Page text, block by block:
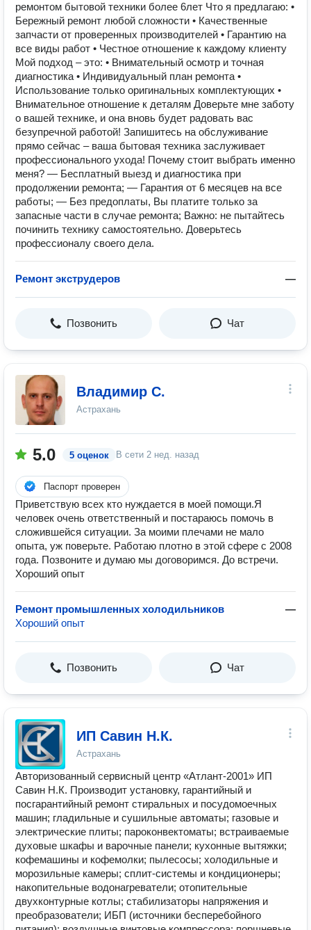
ремонтом бытовой техники более 6лет Что я предлагаю: •
Бережный ремонт любой сложности • Качественные
запчасти от проверенных производителей • Гарантию на
все виды работ • Честное отношение к каждому клиенту
Мой подход – это: • Внимательный осмотр и точная
диагностика • Индивидуальный план ремонта •
Использование только оригинальных комплектующих •
Внимательное отношение к деталям Доверьте мне заботу
о вашей технике, и она вновь будет радовать вас
безупречной работой! Запишитесь на обслуживание
прямо сейчас – ваша бытовая техника заслуживает
профессионального ухода! Почему стоит выбрать именно
меня? — Бесплатный выезд и диагностика при
продолжении ремонта; — Гарантия от 6 месяцев на все
работы; — Без предоплаты, Вы платите только за
запасные части в случае ремонта; Важно: не пытайтесь
починить технику самостоятельно. Доверьтесь
профессионалу своего дела.
Ремонт экструдеров —
Позвонить Чат
Владимир С.
Астрахань
5.0 5 оценок В сети 2 нед. назад
Паспорт проверен
Приветствую всех кто нуждается в моей помощи.Я
человек очень ответственный и постараюсь помочь в
сложившейся ситуации. За моими плечами не мало
опыта, уж поверьте. Работаю плотно в этой сфере с 2008
года. Позвоните и думаю мы договоримся. До встречи.
Хороший опыт
Ремонт промышленных холодильников
—
Хороший опыт
Позвонить Чат
ИП Савин Н.К.
Астрахань
Авторизованный сервисный центр «Атлант-2001» ИП
Савин Н.К. Производит установку, гарантийный и
посгарантийный ремонт стиральных и посудомоечных
машин; гладильные и сушильные автоматы; газовые и
электрические плиты; пароконвектоматы; встраиваемые
духовые шкафы и варочные панели; кухонные вытяжки;
кофемашины и кофемолки; пылесосы; холодильные и
морозильные камеры; сплит-системы и кондиционеры;
накопительные водонагреватели; отопительные
двухконтурные котлы; стабилизаторы напряжения и
преобразователи; ИБП (источники бесперебойного